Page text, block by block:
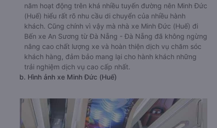
năm hoạt động trên khá nhiều tuyến đường nên Minh Đức
(Huế) hiểu rất rõ nhu cầu di chuyển của nhiều hành
khách. Cũng chính vì vậy mà nhà xe Minh Đức (Huế) đi
Bến xe An Sương từ Đà Nẵng - Đà Nẵng đã không ngừng
nâng cao chất lượng xe và hoàn thiện dịch vụ chăm sóc
khách hàng, đảm bảo mang lại cho hành khách những
trải nghiệm dịch vụ cao cấp nhất.
b. Hình ảnh xe Minh Đức (Huế)